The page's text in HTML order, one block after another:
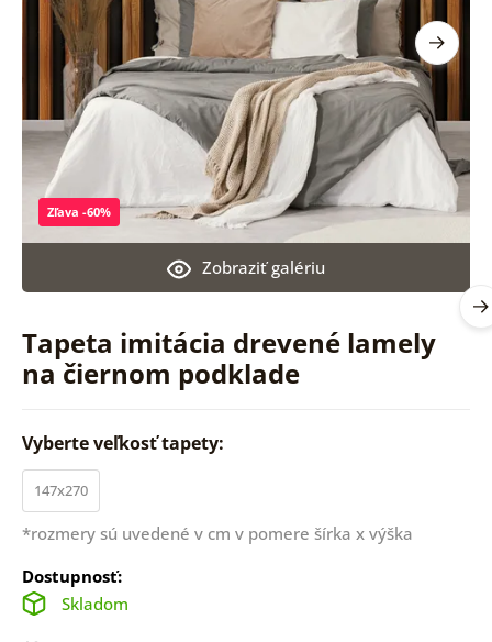
Tapeta imitácia drevené lamely
na čiernom podklade
Zobraziť galériu
Zľava -60%
Vyberte veľkosť tapety:
147x270
*rozmery sú uvedené v cm v pomere šírka x výška
Dostupnosť:
Skladom